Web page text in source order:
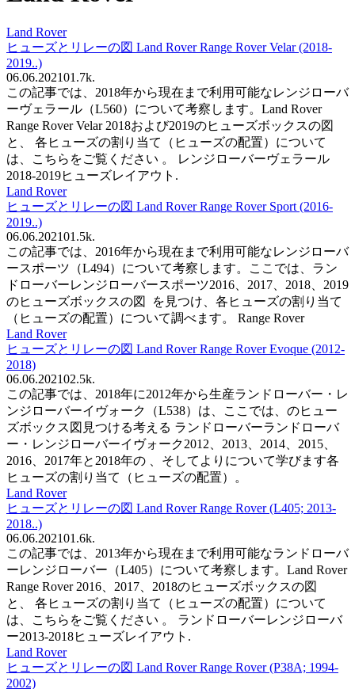
Land Rover
ヒューズとリレーの図 Land Rover Range Rover Velar (2018-
2019..)
06.06.202101.7k.
この記事では、2018年から現在まで利用可能なレンジローバ
ーヴェラール（L560）について考察します。Land Rover
Range Rover Velar 2018および2019のヒューズボックスの図
と、 各ヒューズの割り当て（ヒューズの配置）について
は、こちらをご覧ください 。 レンジローバーヴェラール
2018-2019ヒューズレイアウト.
Land Rover
ヒューズとリレーの図 Land Rover Range Rover Sport (2016-
2019..)
06.06.202101.5k.
この記事では、2016年から現在まで利用可能なレンジローバ
ースポーツ（L494）について考察します。ここでは、ラン
ドローバーレンジローバースポーツ2016、2017、2018、2019
のヒューズボックスの図 を見つけ、各ヒューズの割り当て
（ヒューズの配置）について調べます。 Range Rover
Land Rover
ヒューズとリレーの図 Land Rover Range Rover Evoque (2012-
2018)
06.06.202102.5k.
この記事では、2018年に2012年から生産ランドローバー・レ
ンジローバーイヴォーク（L538）は、ここでは、のヒュー
ズボックス図見つける考える ランドローバーランドローバ
ー・レンジローバーイヴォーク2012、2013、2014、2015、
2016、2017年と2018年の 、そしてよりについて学びます各
ヒューズの割り当て（ヒューズの配置）。
Land Rover
ヒューズとリレーの図 Land Rover Range Rover (L405; 2013-
2018..)
06.06.202101.6k.
この記事では、2013年から現在まで利用可能なランドローバ
ーレンジローバー（L405）について考察します。Land Rover
Range Rover 2016、2017、2018のヒューズボックスの図
と、 各ヒューズの割り当て（ヒューズの配置）について
は、こちらをご覧ください 。 ランドローバーレンジローバ
ー2013-2018ヒューズレイアウト.
Land Rover
ヒューズとリレーの図 Land Rover Range Rover (P38A; 1994-
2002)